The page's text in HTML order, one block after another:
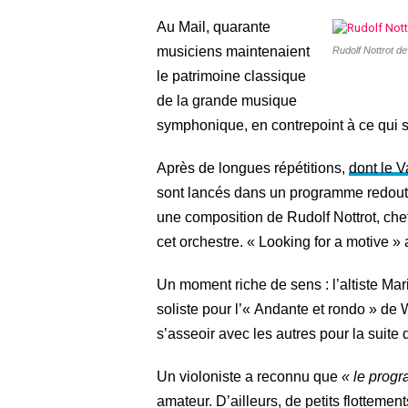
Rudolf Nottrot
Au Mail, quarante
musiciens maintenaient
le patrimoine classique
de la grande musique
symphonique, en contrepoint à ce qui
Après de longues répétitions, dont le
sont lancés dans un programme
une composition de Rudolf Nottrot,
cet orchestre. « Looking for a motive
Un moment riche de sens : l’altiste
soliste pour l’« Andante et rondo » de
s’asseoir avec les autres pour la suite
Un violoniste a reconnu que « le
amateur. D’ailleurs, de petits